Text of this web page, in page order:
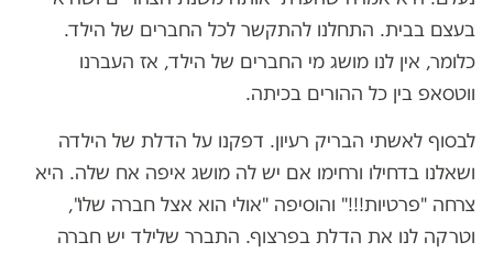
בעצם בבית. התחלנו להתקשר לכל החברים של הילד.
כלומר, אין לנו מושג מי החברים של הילד, אז העברנו
ווטסאפ בין כל ההורים בכיתה.
לבסוף לאשתי הבריק רעיון. דפקנו על הדלת של הילדה
ושאלנו בדחילו ורחימו אם יש לה מושג איפה אח שלה. היא
צרחה "פרטיות!!!" והוסיפה "אולי הוא אצל חברה שלו",
וטרקה לנו את הדלת בפרצוף. התברר שלילד יש חברה